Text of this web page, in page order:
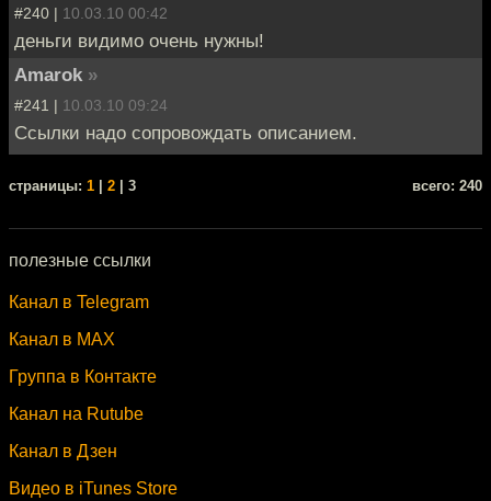
#240 | 10.03.10 00:42
деньги видимо очень нужны!
Amarok »
#241 | 10.03.10 09:24
Ссылки надо сопровождать описанием.
cтраницы: 1 2 | 3 всего: 240
полезные ссылки
Канал в Telegram
Канал в MAX
Группа в Контакте
Канал на Rutube
Канал в Дзен
Видео в iTunes Store